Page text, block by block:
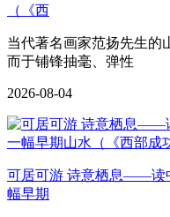
（《西
当代著名画家范扬先生的
而于铺锋抽毫、弹性
2026-08-04
可居可游 诗意栖息——读
幅早期